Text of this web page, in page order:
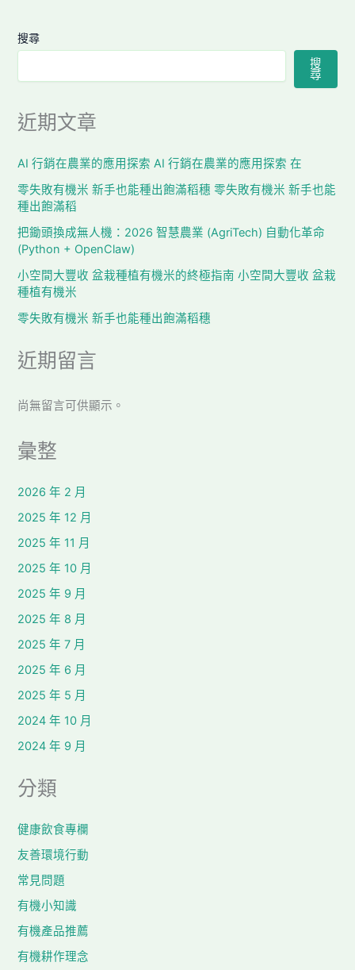
搜尋
搜
尋
近期文章
AI 行銷在農業的應用探索 AI 行銷在農業的應用探索 在
零失敗有機米 新手也能種出飽滿稻穗 零失敗有機米 新手也能
種出飽滿稻
把鋤頭換成無人機：2026 智慧農業 (AgriTech) 自動化革命
(Python + OpenClaw)
小空間大豐收 盆栽種植有機米的終極指南 小空間大豐收 盆栽
種植有機米
零失敗有機米 新手也能種出飽滿稻穗
近期留言
尚無留言可供顯示。
彙整
2026 年 2 月
2025 年 12 月
2025 年 11 月
2025 年 10 月
2025 年 9 月
2025 年 8 月
2025 年 7 月
2025 年 6 月
2025 年 5 月
2024 年 10 月
2024 年 9 月
分類
健康飲食專欄
友善環境行動
常見問題
有機小知識
有機產品推薦
有機耕作理念